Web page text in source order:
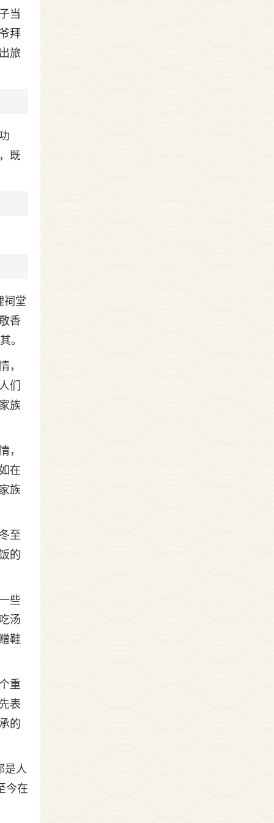
当
拜
旅
既
祠堂
香
。
，
们
族
，
在
族
至
的
些
汤
鞋
重
表
的
是人
今在